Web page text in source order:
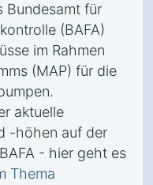
Bundesamt für
(BAFA)
im Rahmen
(MAP) für die
aktuelle
-höhen auf der
- hier geht es
Thema